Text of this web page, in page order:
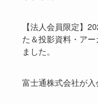
【法人会員限定】
た＆投影資料・ア
ました。
富士通株式会社が入